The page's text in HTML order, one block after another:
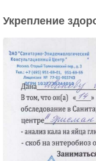
Укрепление